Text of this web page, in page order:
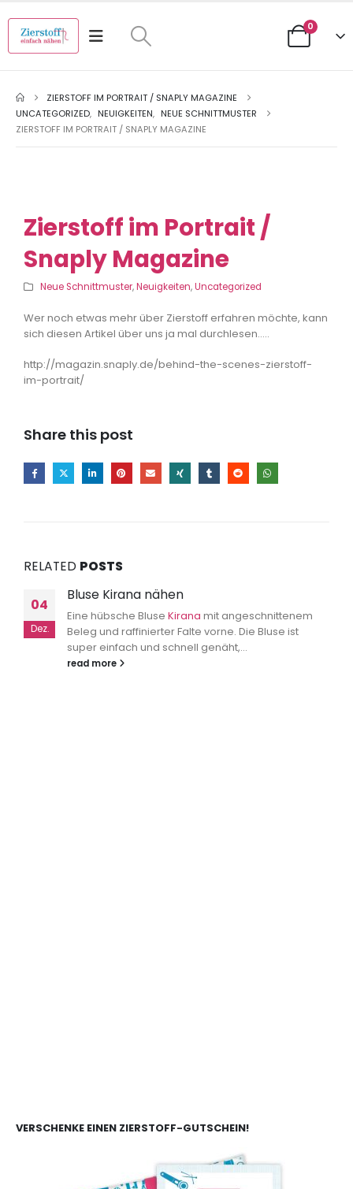
0
ZIERSTOFF IM PORTRAIT / SNAPLY MAGAZINE
UNCATEGORIZED, NEUIGKEITEN, NEUE SCHNITTMUSTER
ZIERSTOFF IM PORTRAIT / SNAPLY MAGAZINE
Zierstoff im Portrait /
Snaply Magazine
Neue Schnittmuster,Neuigkeiten,Uncategorized
Wer noch etwas mehr über Zierstoff erfahren möchte, kann
sich diesen Artikel über uns ja mal durchlesen…..
http://magazin.snaply.de/behind-the-scenes-zierstoff-
im-portrait/
Share this post
RELATED POSTS
04
Dez.
Bluse Kirana nähen
Eine hübsche Bluse Kirana mit angeschnittenem
Beleg und raffinierter Falte vorne. Die Bluse ist
super einfach und schnell genäht,...
read more
VERSCHENKE EINEN ZIERSTOFF-GUTSCHEIN!